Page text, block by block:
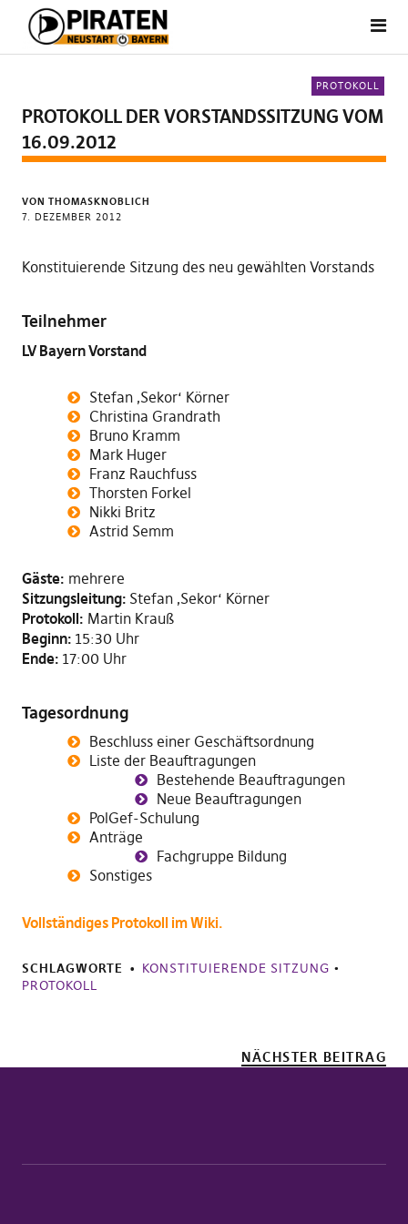
PROTOKOLL
PROTOKOLL DER VORSTANDSSITZUNG VOM
16.09.2012
VON THOMASKNOBLICH
7. DEZEMBER 2012
Konstituierende Sitzung des neu gewählten Vorstands
Teilnehmer
LV Bayern Vorstand
Stefan ‚Sekor‘ Körner
Christina Grandrath
Bruno Kramm
Mark Huger
Franz Rauchfuss
Thorsten Forkel
Nikki Britz
Astrid Semm
Gäste: mehrere
Sitzungsleitung: Stefan ‚Sekor‘ Körner
Protokoll: Martin Krauß
Beginn: 15:30 Uhr
Ende: 17:00 Uhr
Tagesordnung
Beschluss einer Geschäftsordnung
Liste der Beauftragungen
Bestehende Beauftragungen
Neue Beauftragungen
PolGef-Schulung
Anträge
Fachgruppe Bildung
Sonstiges
Vollständiges Protokoll im Wiki.
SCHLAGWORTE KONSTITUIERENDE SITZUNG •
PROTOKOLL
NÄCHSTER BEITRAG